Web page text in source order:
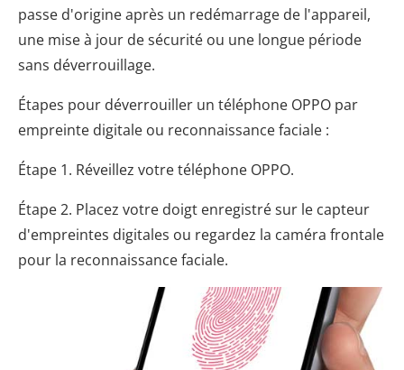
passe d'origine après un redémarrage de l'appareil,
une mise à jour de sécurité ou une longue période
sans déverrouillage.
Étapes pour déverrouiller un téléphone OPPO par
empreinte digitale ou reconnaissance faciale :
Étape 1. Réveillez votre téléphone OPPO.
Étape 2. Placez votre doigt enregistré sur le capteur
d'empreintes digitales ou regardez la caméra frontale
pour la reconnaissance faciale.